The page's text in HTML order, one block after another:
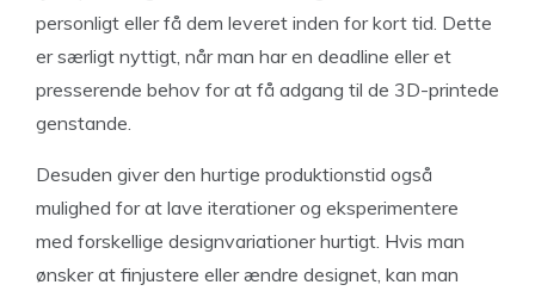
personligt eller få dem leveret inden for kort tid. Dette
er særligt nyttigt, når man har en deadline eller et
presserende behov for at få adgang til de 3D-printede
genstande.
Desuden giver den hurtige produktionstid også
mulighed for at lave iterationer og eksperimentere
med forskellige designvariationer hurtigt. Hvis man
ønsker at finjustere eller ændre designet, kan man